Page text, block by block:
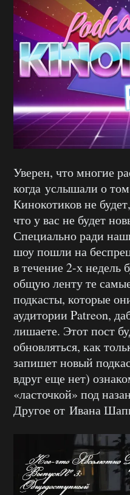
Уверен, что многие
когда услышали о
Кинокотиков не
что у вас не будет
Специально ради
шоу пошли на
в течение 2-х недель
общую ленту те
подкасты, которые
аудитории Patreon,
лишаете. Этот пост
обновляться, как
запишет новый
вдруг еще нет)
«ласточкой» под
Другое от Ивана